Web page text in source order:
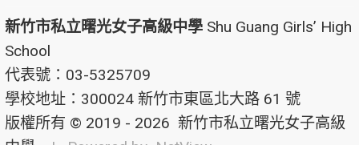
新竹市私立曙光女子高級中學 Shu Guang Girls’ High
School
代表號：03-5325709
學校地址：300024 新竹市東區北大路 61 號
版權所有 © 2019 - 2026 新竹市私立曙光女子高級